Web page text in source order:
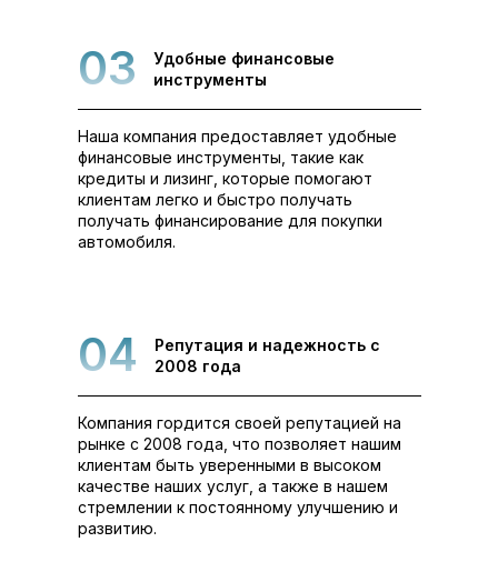
03
Удобные финансовые
инструменты
Наша компания предоставляет удобные
финансовые инструменты, такие как
кредиты и лизинг, которые помогают
клиентам легко и быстро получать
получать финансирование для покупки
автомобиля.
04
Репутация и надежность с
2008 года
Компания гордится своей репутацией на
рынке с 2008 года, что позволяет нашим
клиентам быть уверенными в высоком
качестве наших услуг, а также в нашем
стремлении к постоянному улучшению и
развитию.